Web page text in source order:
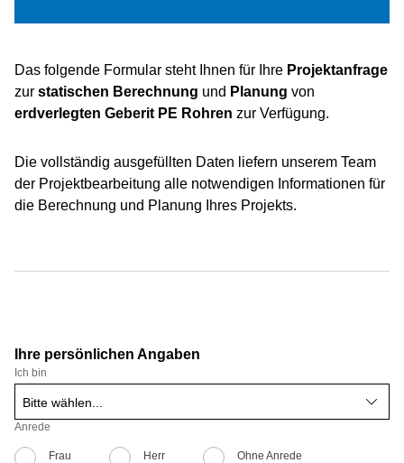
Das folgende Formular steht Ihnen für Ihre Projektanfrage
zur statischen Berechnung und Planung von
erdverlegten Geberit PE Rohren zur Verfügung.
Die vollständig ausgefüllten Daten liefern unserem Team
der Projektbearbeitung alle notwendigen Informationen für
die Berechnung und Planung Ihres Projekts.
Ihre persönlichen Angaben
Ich bin
Anrede
Frau Herr
Ohne Anrede